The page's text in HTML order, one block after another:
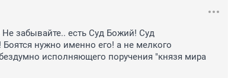
Не забывайте.. есть Суд Божий! Суд
нужно именно его! а не мелкого
исполняющего поручения "князя мира